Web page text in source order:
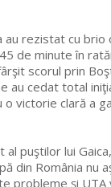
au rezistat cu
de minute în
scorul prin
au cedat total
victorie clară a
puştilor lui
din România nu
probleme şi